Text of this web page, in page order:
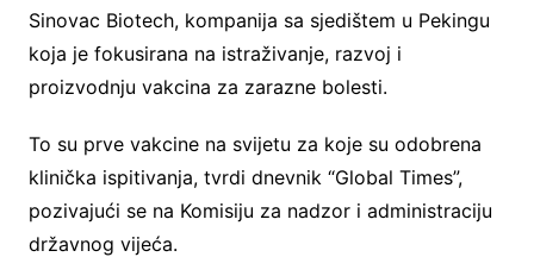
Sinovac Biotech, kompanija sa sjedištem u Pekingu
koja je fokusirana na istraživanje, razvoj i
proizvodnju vakcina za zarazne bolesti.
To su prve vakcine na svijetu za koje su odobrena
klinička ispitivanja, tvrdi dnevnik “Global Times”,
pozivajući se na Komisiju za nadzor i administraciju
državnog vijeća.